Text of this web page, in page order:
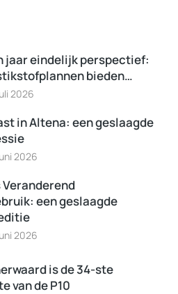
jaar eindelijk perspectief:
bieden…
2026
in Altena: een geslaagde
2026
een geslaagde
2026
is de 34-ste
van de P10